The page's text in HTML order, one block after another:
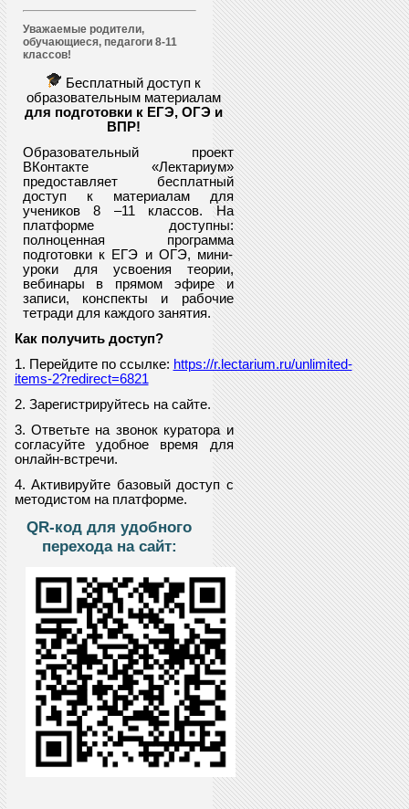
Уважаемые родители,
обучающиеся, педагоги 8-11
классов!
Бесплатный доступ к
образовательным материалам
для подготовки к ЕГЭ, ОГЭ и
ВПР!
Образовательный проект
ВКонтакте «Лектариум»
предоставляетбесплатный
доступ к материалам для
учеников 8 –11 классов. На
платформе доступны:
полноценная программа
подготовки к ЕГЭ и ОГЭ, мини-
уроки для усвоения теории,
вебинары в прямом эфире и
записи, конспекты и рабочие
тетради для каждого занятия.
Как получить доступ?
1. Перейдите по ссылке: https://r.lectarium.ru/unlimited-
items-2?redirect=6821
2. Зарегистрируйтесь на сайте.
3. Ответьте на звонок куратора и
согласуйте удобное время для
онлайн-встречи.
4. Активируйте базовый доступ с
методистом на платформе.
QR-код для удобного
перехода на сайт: